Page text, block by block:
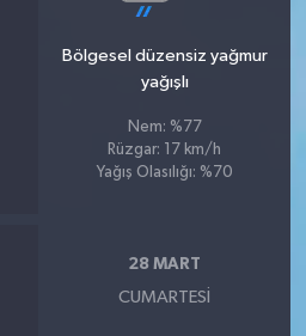
Bölgesel düzensiz yağmur
yağışlı
Nem: %77
Rüzgar: 17 km/h
Yağış Olasılığı: %70
28 MART
CUMARTESI